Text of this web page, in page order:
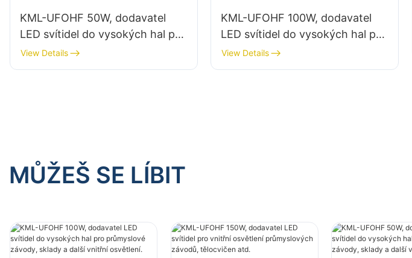
KML-UFOHF 50W, dodavatel
LED svítidel do vysokých hal pro
průmyslové závody, sklady a
další vnitřní osvětlení.
View Details
KML-UFOHF 100W, dodavatel
LED svítidel do vysokých hal pro
průmyslové závody, sklady a
další vnitřní osvětlení.
View Details
MŮŽEŠ SE LÍBIT